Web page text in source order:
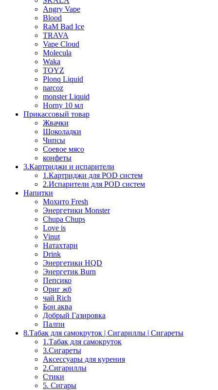
Angry Vape
Blood
RaM Bad Ice
TRAVA
Vape Cloud
Molecula
Waka
TOYZ
Plonq Liquid
narcoz
monster Liquid
Horny 10 мл
Прикассовый товар
Жвачки
Шоколадки
Чипсы
Соевое мясо
конфеты
3.Картриджи и испарители
1.Картриджи для POD систем
2.Испарители для POD систем
Напитки
Мохито Fresh
Энергетики Monster
Chupa Chups
Love is
Vinut
Натахтари
Drink
Энергетики HQD
Энергетик Burn
Пепсико
Ориг жб
чай Rich
Бон аква
Добрый Газировка
Палпи
8.Табак для самокруток | Сигариллы | Cигареты
1.Табак для самокруток
3.Сигареты
Аксессуары для курения
2.Сигариллы
Стики
5. Сигары